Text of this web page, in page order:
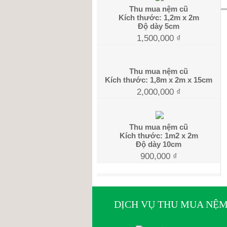
Thu mua nệm cũ
Kích thước: 1,2m x 2m
Độ dày 5cm
1,500,000 ₫
Thu mua nệm cũ
Kích thước: 1,8m x 2m x 15cm
2,000,000 ₫
Thu mua nệm cũ
Kích thước: 1m2 x 2m
Độ dày 10cm
900,000 ₫
DỊCH VỤ THU MUA